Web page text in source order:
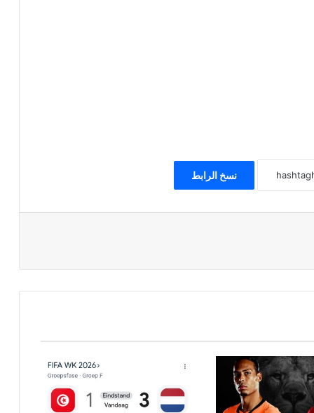
نسخ الرابط